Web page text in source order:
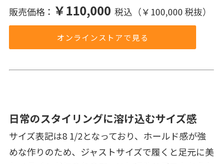
販売価格： ￥110,000 税込（￥100,000 税抜）
オンラインストアで見る
日常のスタイリングに溶け込むサイズ感
サイズ表記は8 1/2となっており、ホールド感が強
めな作りのため、ジャストサイズで履くと足元に美